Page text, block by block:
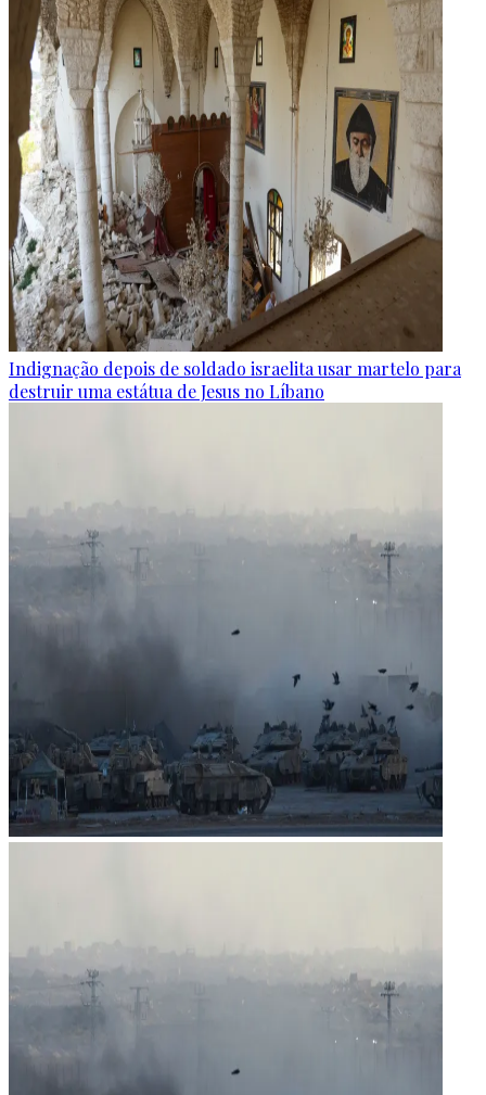
Indignação depois de soldado israelita usar martelo para
destruir uma estátua de Jesus no Líbano